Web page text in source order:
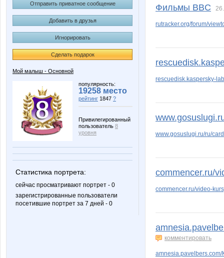
Отправить приватное сообщение
Добавить в друзья
Игнорировать
Сделать подарок
Мой малыш - Основной
популярность:
19258 место
рейтинг 1847 ?
Привилегированный
пользователь 8
уровня
Статистика портрета:
сейчас просматривают портрет - 0
зарегистрированные пользователи
посетившие портрет за 7 дней - 0
Фильмы BBC
rutracker.org/forum/
rescuedisk.kaspersky-
www.gosuslugi.ru/ru/
commencer.ru/
commencer.ru/video-
комментировать